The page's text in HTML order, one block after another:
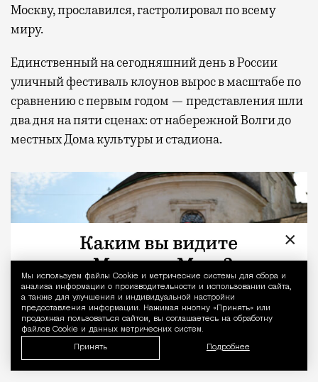
Уведомление
Мы используем файлы Сookie и метрические системы для сбора и
анализа информации о производительности и использовании сайта,
а также для улучшения и индивидуальной настройки
предоставления информации. Нажимая кнопку «Принять» или
продолжая пользоваться сайтом, вы соглашаетесь на обработку
файлов Cookie и данных метрических систем.
Принять Подробнее
Москву, прославился, гастролировал по всему
миру.
Единственный на сегодняшний день в России
уличный фестиваль клоунов вырос в масштабе по
сравнению с первым годом — представления шли
два дня на пяти сценах: от набережной Волги до
местных Дома культуры и стадиона.
×